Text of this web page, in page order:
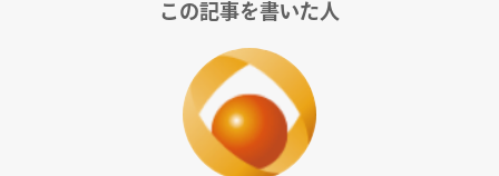
この記事を書いた人